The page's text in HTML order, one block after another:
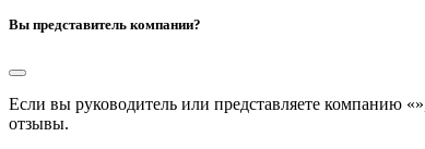
Вы представитель компании?
Если вы руководитель или представляете компанию «
отзывы.